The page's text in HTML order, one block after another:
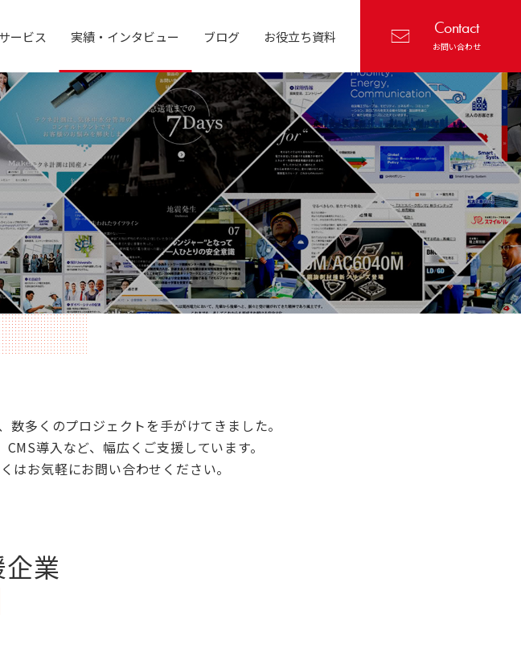
サービス 実績・インタビュー ブログ お役立ち資料 Contact
お問い合わせ
多くのプロジェクトを手がけてきました。
導入など、幅広くご支援しています。
はお気軽にお問い合わせください。
業